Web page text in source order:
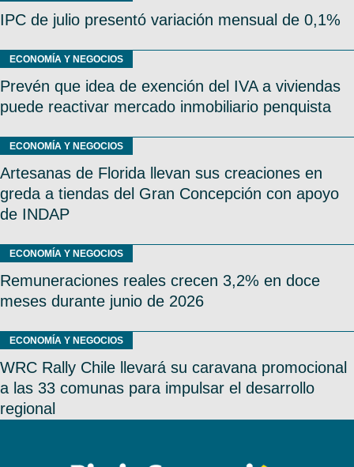
IPC de julio presentó variación mensual de 0,1%
ECONOMÍA Y NEGOCIOS
Prevén que idea de exención del IVA a viviendas
puede reactivar mercado inmobiliario penquista
ECONOMÍA Y NEGOCIOS
Artesanas de Florida llevan sus creaciones en
greda a tiendas del Gran Concepción con apoyo
de INDAP
ECONOMÍA Y NEGOCIOS
Remuneraciones reales crecen 3,2% en doce
meses durante junio de 2026
ECONOMÍA Y NEGOCIOS
WRC Rally Chile llevará su caravana promocional
a las 33 comunas para impulsar el desarrollo
regional